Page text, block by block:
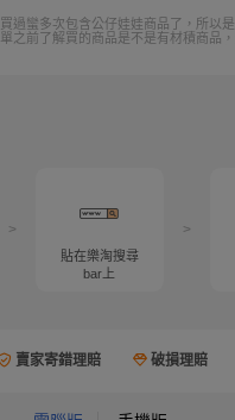
買過蠻多次包含公仔娃娃商品了，所以
單之前了解買的商品是不是有材積商品，
>
貼在樂淘搜尋
bar上
>
賣家寄錯理賠 破損理賠